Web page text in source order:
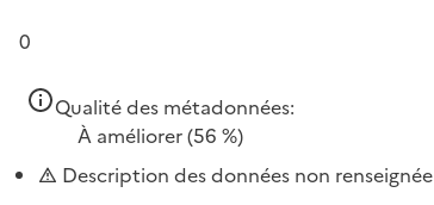
0
Qualité des métadonnées:
À améliorer(56 %)
Description des données non renseignée